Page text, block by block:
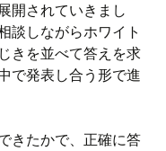
開されていきまし
談しながらホワイト
きを並べて答えを求
で発表し合う形で進
きたかで、正確に答